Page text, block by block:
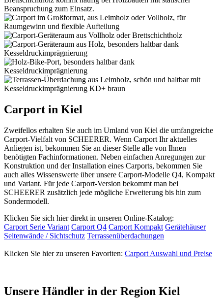
Carport in Kiel
Zweifellos erhalten Sie auch im Umland von Kiel die umfangreiche
Carport-Vielfalt von SCHEERER. Wenn Carport Ihr aktuelles
Anliegen ist, bekommen Sie an dieser Stelle alle von Ihnen
benötigten Fachinformationen. Neben einfachen Anregungen zur
Konstruktion und der Installation eines Carports, bekommen Sie
auch alles Wissenswerte über unsere Carport-Modelle Q4, Kompakt
und Variant. Für jede Carport-Version bekommt man bei
SCHEERER zusätzlich jede mögliche Erweiterung bis hin zum
Sondermodell.
Klicken Sie sich hier direkt in unseren Online-Katalog:
Carport Serie Variant Carport Q4 Carport Kompakt Gerätehäuser
Seitenwände / Sichtschutz Terrassenüberdachungen
Klicken Sie hier zu unseren Favoriten: Carport Auswahl und Preise
Unsere Händler in der Region Kiel